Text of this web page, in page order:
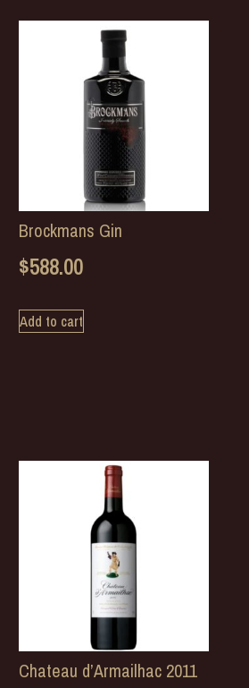
Brockmans Gin
$588.00
Add to cart
Chateau d’Armailhac 2011